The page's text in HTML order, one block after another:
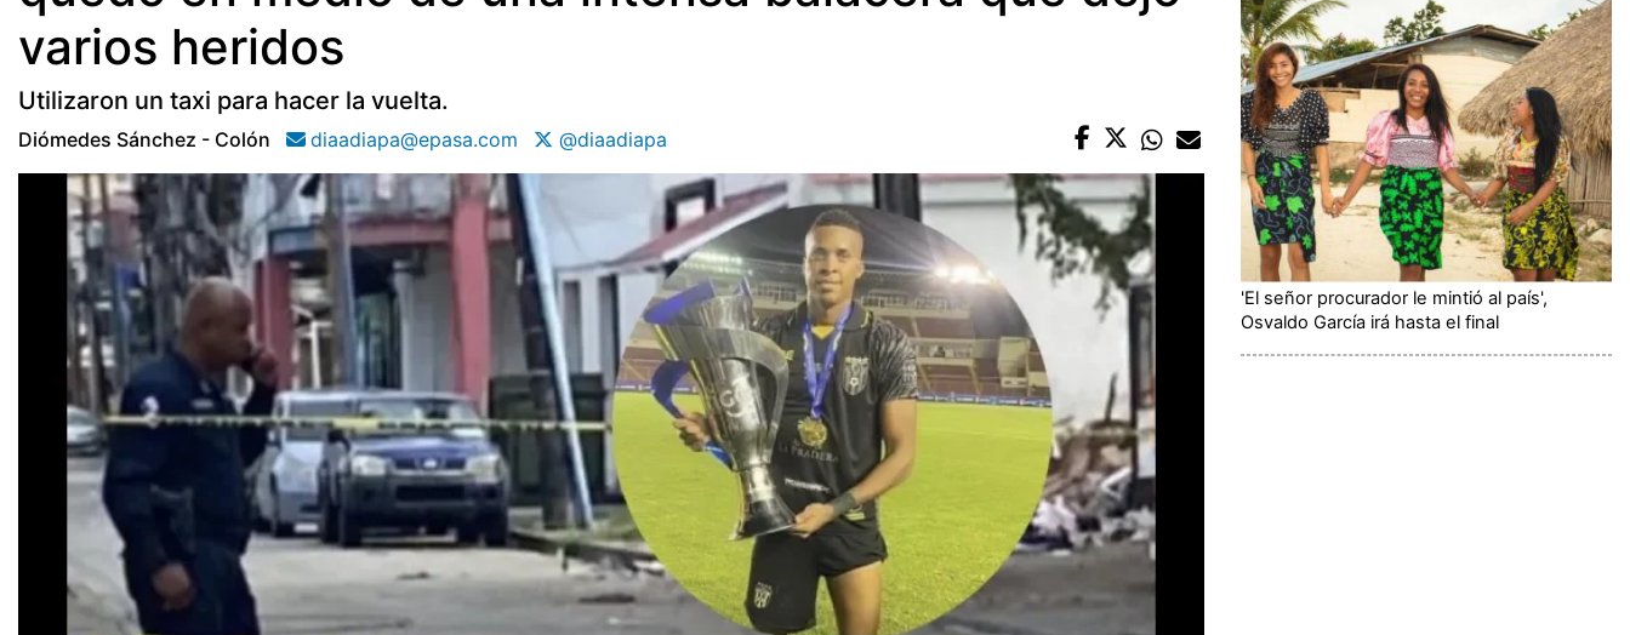
varios heridos
Utilizaron un taxi para hacer la vuelta.
Diómedes Sánchez - Colón diaadiapa@epasa.com @diaadiapa
'El señor procurador le mintió al país',
Osvaldo García irá hasta el final